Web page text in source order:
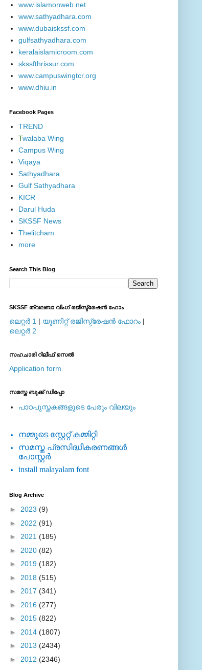
www.islamonweb.net
www.sathyadhara.com
www.dubaiskssf.com
gulfsathyadhara.com
keralaislamicroom.com
skssfthrissur.com
www.campuswingtcr.org
www.dhiu.in
Facebook Pages
TREND
Twalaba Wing
Campus Wing
Viqaya
Sathyadhara
Gulf Sathyadhara
KICR
Darul Huda
SKSSF News
Thelitcham
more
Search This Blog
SKSSF ത്വലബാ വിംഗ് രജിസ്ട്രേഷന്‍ ഫോം
ലെറ്റര്‍ 1 | യൂണിറ്റ് രജിസ്ട്രേഷന്‍ ഫോറം |
ലെറ്റര്‍ 2
സഹചാരി റിലീഫ് സെല്‍
Application form
സമസ്ത ബുക്ക് ഡിപ്പോ
പാഠപുസ്തകങ്ങളുടെ പേരും വിലയും
നമ്മുടെ സ്റ്റേറ്റ് കമ്മിറ്റി
സമസ്ത പ്രസിദ്ധീകരണങ്ങള്‍
പോസ്റ്റര്‍
install malayalam font
Blog Archive
► 2023 (9)
► 2022 (91)
► 2021 (185)
► 2020 (82)
► 2019 (182)
► 2018 (515)
► 2017 (341)
► 2016 (277)
► 2015 (822)
► 2014 (1807)
► 2013 (2434)
► 2012 (2346)